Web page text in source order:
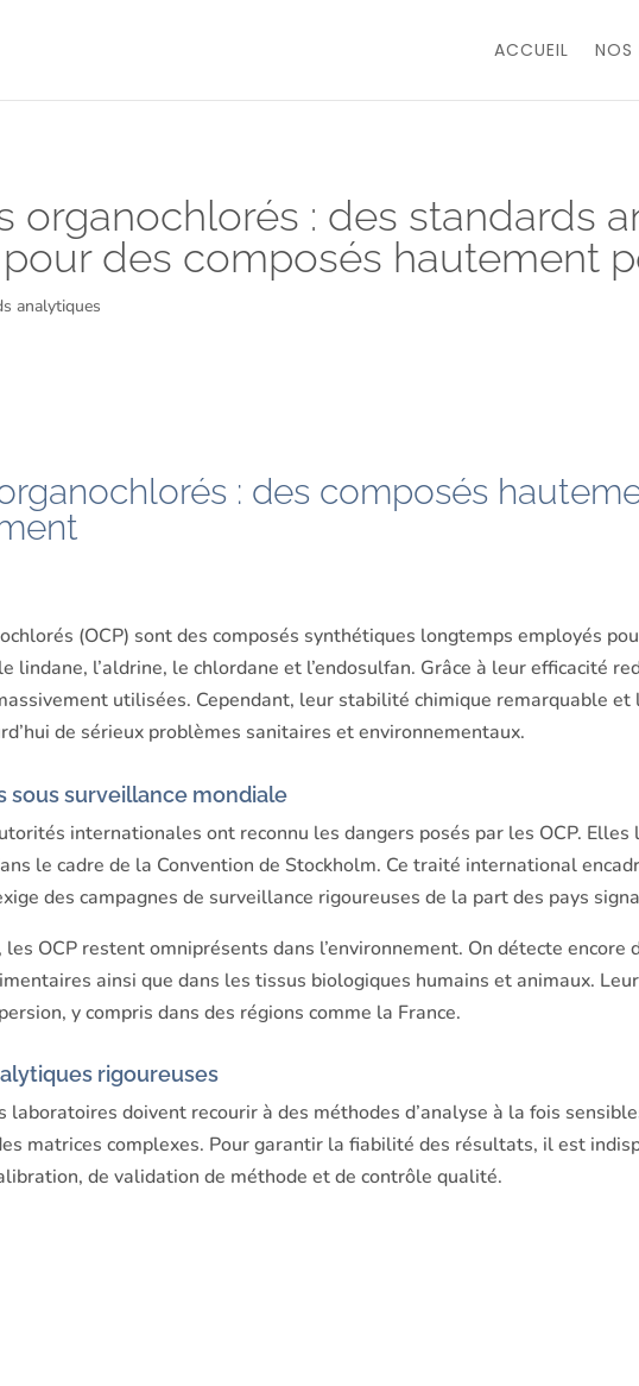
ACCUEIL NOS
organochlorés : des standards
des composés hautement
analytiques
: des composés
(OCP) sont des composés synthétiques longtemps employés
lindane, l’aldrine, le chlordane et l’endosulfan. Grâce à leur efficacité
utilisées. Cependant, leur stabilité chimique remarquable et
de sérieux problèmes sanitaires et environnementaux.
sous surveillance mondiale
internationales ont reconnu les dangers posés par les OCP.
le cadre de la Convention de Stockholm. Ce traité international
des campagnes de surveillance rigoureuses de la part des pays
OCP restent omniprésents dans l’environnement. On détecte
ainsi que dans les tissus biologiques humains et animaux.
y compris dans des régions comme la France.
rigoureuses
laboratoires doivent recourir à des méthodes d’analyse à la fois
matrices complexes. Pour garantir la fiabilité des résultats, il est
de validation de méthode et de contrôle qualité.